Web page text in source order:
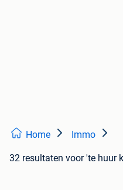
Home Immo
32 resultaten voor 'te huur